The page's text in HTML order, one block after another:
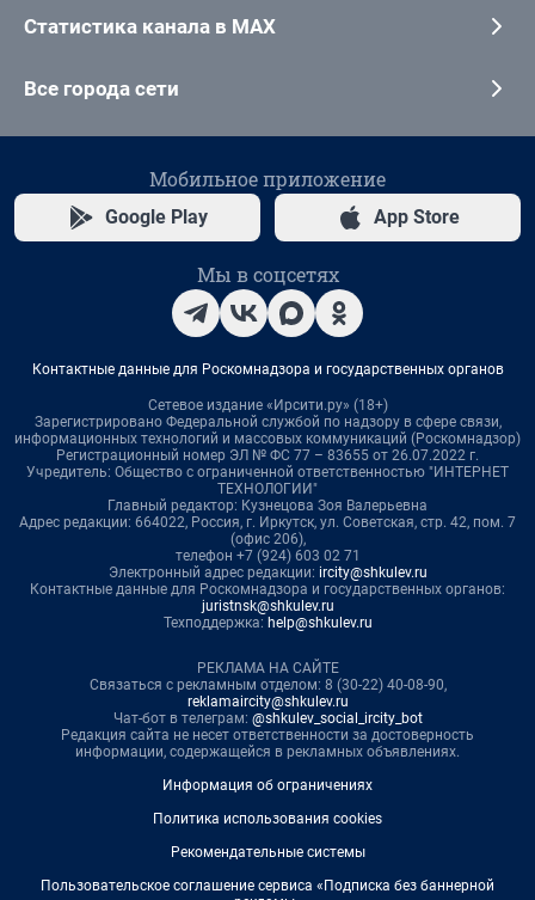
Статистика канала в MAX
Все города сети
Мобильное приложение
Google Play App Store
Мы в соцсетях
Контактные данные для Роскомнадзора и государственных органов
Сетевое издание «Ирсити.ру» (18+)
Зарегистрировано Федеральной службой по надзору в сфере связи,
информационных технологий и массовых коммуникаций (Роскомнадзор)
Регистрационный номер ЭЛ № ФС 77 – 83655 от 26.07.2022 г.
Учредитель: Общество с ограниченной ответственностью "ИНТЕРНЕТ
ТЕХНОЛОГИИ"
Главный редактор: Кузнецова Зоя Валерьевна
Адрес редакции: 664022, Россия, г. Иркутск, ул. Советская, стр. 42, пом. 7
(офис 206),
телефон +7 (924) 603 02 71
Электронный адрес редакции: ircity@shkulev.ru
Контактные данные для Роскомнадзора и государственных органов:
juristnsk@shkulev.ru
Техподдержка: help@shkulev.ru
РЕКЛАМА НА САЙТЕ
Связаться с рекламным отделом: 8 (30-22) 40-08-90,
reklamaircity@shkulev.ru
Чат-бот в телеграм: @shkulev_social_ircity_bot
Редакция сайта не несет ответственности за достоверность
информации, содержащейся в рекламных объявлениях.
Информация об ограничениях
Политика использования cookies
Рекомендательные системы
Пользовательское соглашение сервиса «Подписка без баннерной